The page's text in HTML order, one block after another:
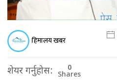
हिमालय खबर
शेयर गर्नुहोस: 0
Shares